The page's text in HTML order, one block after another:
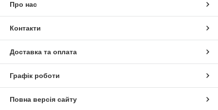
Про нас
Контакти
Доставка та оплата
Графік роботи
Повна версія сайту